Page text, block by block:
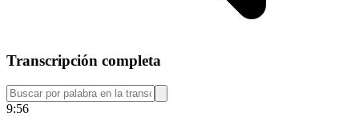
Transcripción completa
9:56